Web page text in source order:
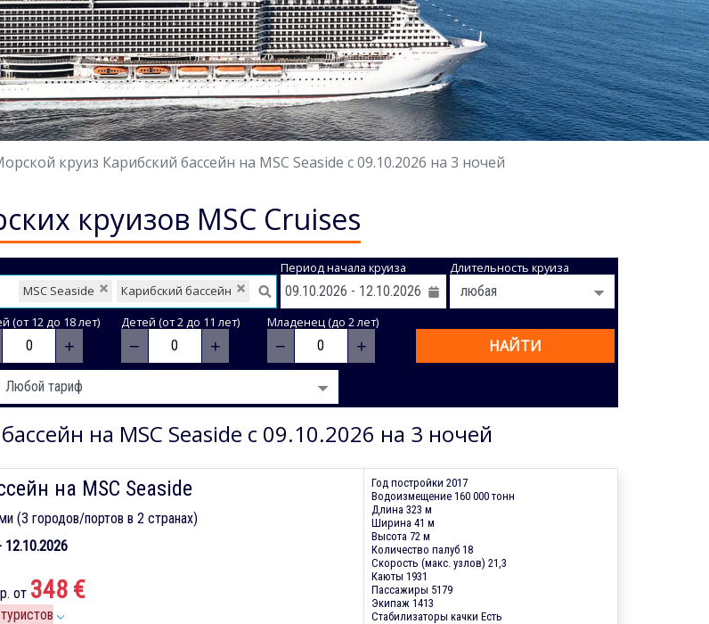
круиз Карибский бассейн на MSC Seaside с 09.10.2026 на 3 ночей
круизов MSC Cruises
Карибский бассейн
MSC Seaside
Период начала круиза Длительность круиза
(от 12 до 18 лет)
+
Детей (от 2 до 11 лет)
− +
Младенец (до 2 лет)
− + НАЙТИ
на MSC Seaside с 09.10.2026 на 3 ночей
на MSC Seaside
(3 городов/портов в 2 странах)
12.10.2026
от 348 €
Год постройки 2017
Водоизмещение 160 000 тонн
Длина 323 м
Ширина 41 м
Высота 72 м
Количество палуб 18
Скорость (макс. узлов) 21,3
Каюты 1931
Пассажиры 5179
Экипаж 1413
Стабилизаторы качки Есть